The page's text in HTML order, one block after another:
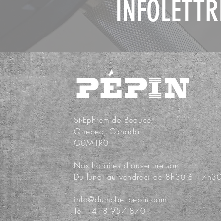
St-Éphrem de Beauce,
Quebec, Canada
G0M1R0
Nos horaires d'ouverture sont :
Du lundi au vendredi de 8h30 à
info@dumbbellpepin.com
Tél : 418.957.8701